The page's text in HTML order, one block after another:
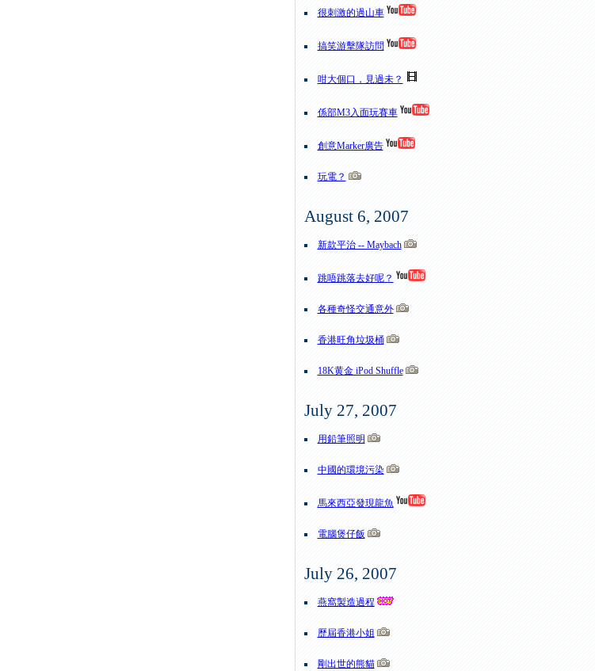
很刺激的過山車
搞笑游擊隊訪問
咁大個口，見過未？
係部M3入面玩賽車
創意Marker廣告
玩電？
August 6, 2007
新款平治 -- Maybach
跳唔跳落去好呢？
各種奇怪交通意外
香港旺角垃圾桶
18K黄金 iPod Shuffle
July 27, 2007
用鉛筆照明
中國的環境污染
馬來西亞發現龍魚
電腦煲仔飯
July 26, 2007
燕窩製造過程
歷屆香港小姐
剛出世的熊貓